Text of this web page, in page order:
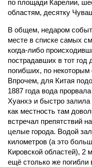
по площади Карелии,
областям, десятку
В общем, недаром
месте в списке самых
когда-либо
пострадавших в тот год
погибших, по
Впрочем, для Китая
1887 года вода
Хуанхэ и быстро
как местность там
встречал препятствий
целые города. Водой
километров (а это
Кировской областей), 2
ещё столько же погибли